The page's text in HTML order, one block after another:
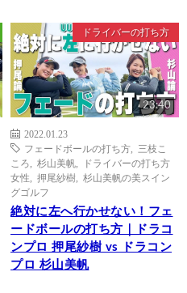
ドライバーの打ち方
23:40
2022.01.23
フェードボールの打ち方
三枝こ
ころ
杉山美帆
ドライバーの打ち方
女性
押尾紗樹
杉山美帆の美スイン
グゴルフ
絶対に左へ行かせない！フェ
ードボールの打ち方｜ドラコ
ンプロ 押尾紗樹 vs ドラコン
プロ 杉山美帆